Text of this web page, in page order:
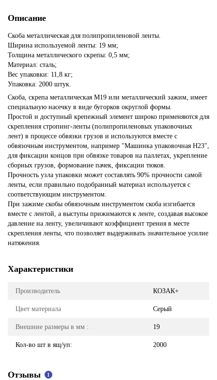
Описание
Скоба металлическая для полипропиленовой ленты.
Ширина используемой ленты: 19 мм;
Толщина металлического скрепы: 0,5 мм;
Материал: сталь;
Вес упаковки: 11,8 кг;
Упаковка: 2000 штук.
Скоба, скрепа металлическая М19 или металлический зажим, имеет
специальную насечку в виде бугорков округлой формы.
Простой и доступный крепежный элемент широко применяются для
скрепления стропинг-ленты (полипропиленовых упаковочных
лент) в процессе обвязки грузов и используются вместе с
обвязочным инструментом, например "Машинка упаковочная Н23",
для фиксации концов при обвязке товаров на паллетах, укрепление
сборных грузов, формование пачек, фиксации тюков.
Прочность узла упаковки может составлять 90% прочности самой
ленты, если правильно подобранный материал используется с
соответствующим инструментом.
При зажиме скобы обвязочным инструментом скоба изгибается
вместе с лентой, а выступы прижимаются к ленте, создавая высокое
давление на ленту, увеличивают коэффициент трения в месте
скрепления ленты, что позволяет выдерживать значительное усилие
натяжения.
Характеристики
Производитель КОЗАК+
Цвет материала Серый
Внешние размеры в мм : 19
Кол-во шт в ящ/уп: 2000
Отзывы 1